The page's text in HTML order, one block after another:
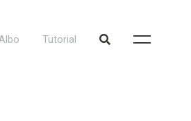
Tutorial